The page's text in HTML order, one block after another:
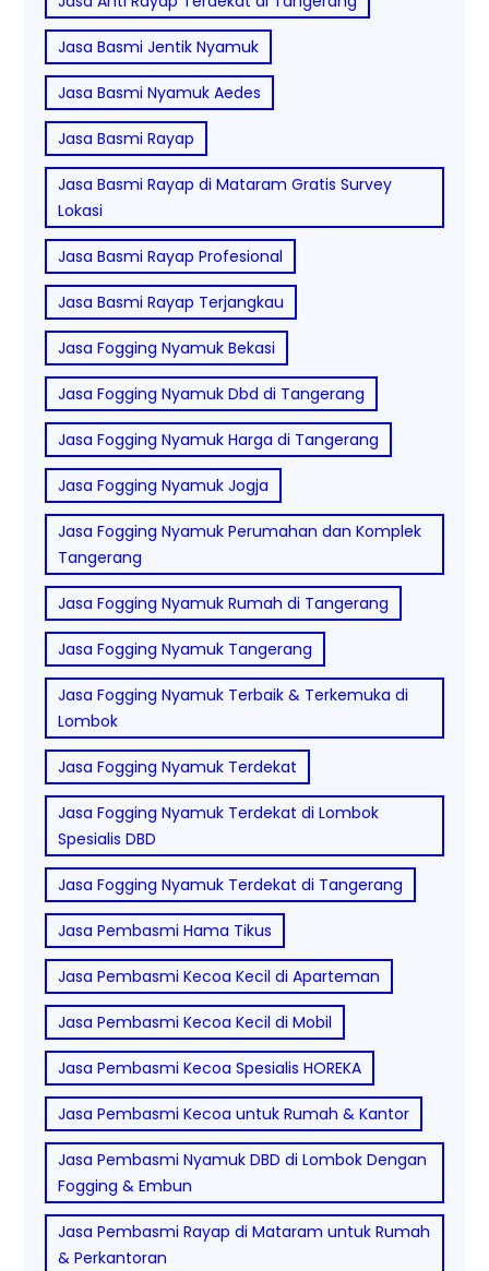
Jasa Basmi Jentik Nyamuk
Jasa Basmi Nyamuk Aedes
Jasa Basmi Rayap
Jasa Basmi Rayap di Mataram Gratis Survey
Lokasi
Jasa Basmi Rayap Profesional
Jasa Basmi Rayap Terjangkau
Jasa Fogging Nyamuk Bekasi
Jasa Fogging Nyamuk Dbd di Tangerang
Jasa Fogging Nyamuk Harga di Tangerang
Jasa Fogging Nyamuk Jogja
Jasa Fogging Nyamuk Perumahan dan Komplek
Tangerang
Jasa Fogging Nyamuk Rumah di Tangerang
Jasa Fogging Nyamuk Tangerang
Jasa Fogging Nyamuk Terbaik & Terkemuka di
Lombok
Jasa Fogging Nyamuk Terdekat
Jasa Fogging Nyamuk Terdekat di Lombok
Spesialis DBD
Jasa Fogging Nyamuk Terdekat di Tangerang
Jasa Pembasmi Hama Tikus
Jasa Pembasmi Kecoa Kecil di Aparteman
Jasa Pembasmi Kecoa Kecil di Mobil
Jasa Pembasmi Kecoa Spesialis HOREKA
Jasa Pembasmi Kecoa untuk Rumah & Kantor
Jasa Pembasmi Nyamuk DBD di Lombok Dengan
Fogging & Embun
Jasa Pembasmi Rayap di Mataram untuk Rumah
& Perkantoran